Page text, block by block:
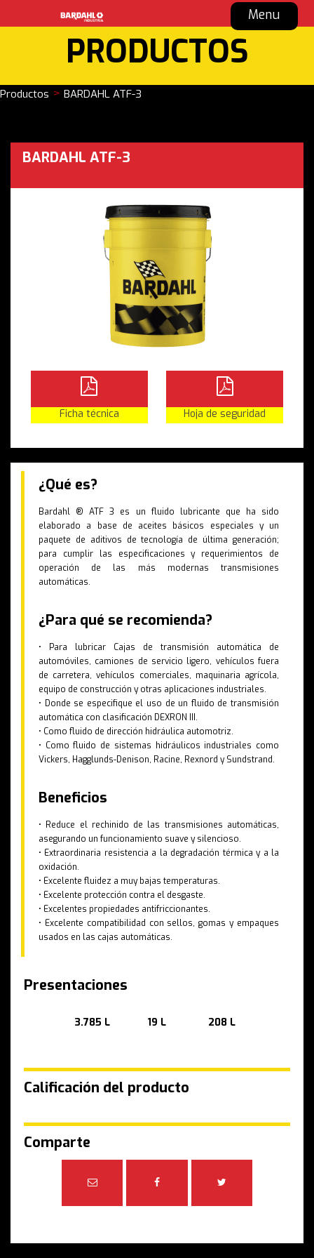
Menu
PRODUCTOS
Productos > BARDAHL ATF-3
BARDAHL ATF-3
Ficha técnica Hoja de seguridad
¿Qué es?
Bardahl ® ATF 3 es un fluido lubricante que ha sido
elaborado a base de aceites básicos especiales y un
paquete de aditivos de tecnología de última generación;
para cumplir las especificaciones y requerimientos de
operación de las más modernas transmisiones
automáticas.
¿Para qué se recomienda?
• Para lubricar Cajas de transmisión automática de
automóviles, camiones de servicio ligero, vehículos fuera
de carretera, vehículos comerciales, maquinaria agrícola,
equipo de construcción y otras aplicaciones industriales.
• Donde se especifique el uso de un fluido de transmisión
automática con clasificación DEXRON III.
• Como fluido de dirección hidráulica automotriz.
• Como fluido de sistemas hidráulicos industriales como
Vickers, Hagglunds-Denison, Racine, Rexnord y Sundstrand.
Beneficios
• Reduce el rechinido de las transmisiones automáticas,
asegurando un funcionamiento suave y silencioso.
• Extraordinaria resistencia a la degradación térmica y a la
oxidación.
• Excelente fluidez a muy bajas temperaturas.
• Excelente protección contra el desgaste.
• Excelentes propiedades antifriccionantes.
• Excelente compatibilidad con sellos, gomas y empaques
usados en las cajas automáticas.
Presentaciones
3.785 L 19 L 208 L
Calificación del producto
Comparte